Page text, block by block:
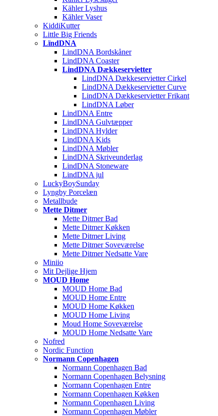
Kähler Lyshus
Kähler Vaser
KiddiKutter
Little Big Friends
LïndDNA
LindDNA Bordskåner
LindDNA Coaster
LindDNA Dækkeservietter
LindDNA Dækkeservietter Cirkel
LindDNA Dækkeservietter Curve
LindDNA Dækkeservietter Frikant
LindDNA Løber
LindDNA Entre
LindDNA Gulvtæpper
LindDNA Hylder
LindDNA Kids
LindDNA Møbler
LindDNA Skriveunderlag
LindDNA Stoneware
LindDNA jul
LuckyBoySunday
Lyngby Porcelæn
Metallbude
Mette Ditmer
Mette Ditmer Bad
Mette Ditmer Køkken
Mette Ditmer Living
Mette Ditmer Soveværelse
Mette Ditmer Nedsatte Vare
Miniio
Mit Dejlige Hjem
MOUD Home
MOUD Home Bad
MOUD Home Entre
MOUD Home Køkken
MOUD Home Living
Moud Home Soveværelse
MOUD Home Nedsatte Vare
Nofred
Nordic Function
Normann Copenhagen
Normann Copenhagen Bad
Normann Copenhagen Belysning
Normann Copenhagen Entre
Normann Copenhagen Køkken
Normann Copenhagen Living
Normann Copenhagen Møbler